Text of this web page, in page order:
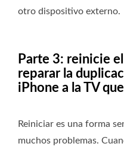
otro dispositivo externo.
Parte 3: reinicie
reparar la
iPhone a la TV
Reiniciar es una forma
muchos problemas.